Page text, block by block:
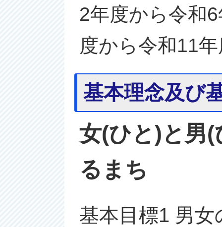
2年度から令和
度から令和11
基本理念及び
女(ひと)と男
るまち
基本目標1 男